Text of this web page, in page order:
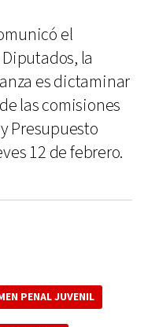
el
la
es dictaminar
las comisiones
Presupuesto
12 de febrero.
PENAL JUVENIL